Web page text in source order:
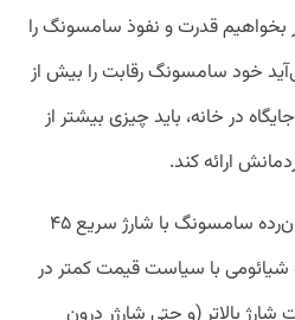
قدرت و نفوذ سامسونگ را
خود سامسونگ رقابت را بیش از
در خانه، باید چیزی بیشتر از
ارائه کند.
به همین دلیل نسل جدید میان‌رده سامسونگ با شارژ سریع ۴۵
با سیاست قیمت کمتر در